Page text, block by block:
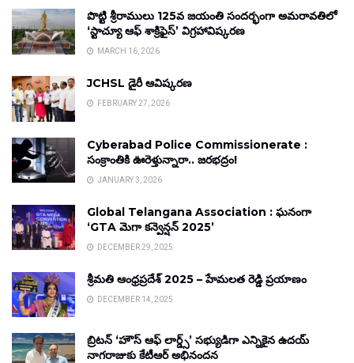
పొట్టి శ్రీరాములు 125వ జయంతి సందర్భంగా అమరావతిలో
‘స్టాచ్యూ ఆఫ్ శాక్రిఫైస్’ విగ్రహావిష్కరణ
MARCH 16, 2026
JCHSL డైరీ ఆవిష్కరణ
FEBRUARY 27, 2026
Cyberabad Police Commissionerate :
సంక్రాంతికి ఊరెళ్తున్నారా.. జరభద్రం!
JANUARY 3, 2026
Global Telangana Association : ఘనంగా
‘GTA మెగా కన్వెన్షన్ 2025’
DECEMBER 29, 2025
శ్రీమతి ఆంధ్రప్రదేశ్ 2025 – హేమలత రెడ్డి ప్రయాణం
DECEMBER 14, 2025
బ్రిటన్ ‘హౌస్ ఆఫ్ లార్డ్స్’ సభ్యుడిగా ఎన్నికైన ఉదయ్
నాగరాజుకు కేటీఆర్ అభినందన